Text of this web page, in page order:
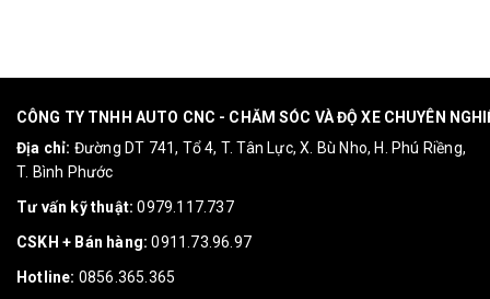
CÔNG TY TNHH AUTO CNC - CHĂM SÓC VÀ ĐỘ XE CHUYÊN
Địa chỉ: Đường DT 741, Tổ 4, T. Tân Lực, X. Bù Nho, H. Phú Riềng,
T. Bình Phước
Tư vấn kỹ thuật: 0979.117.737
CSKH + Bán hàng: 0911.73.96.97
Hotline: 0856.365.365